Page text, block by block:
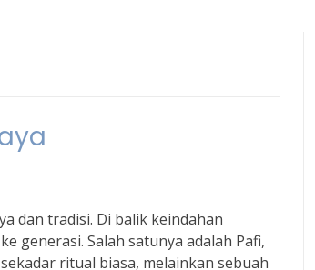
dan tradisi. Di balik keindahan
generasi. Salah satunya adalah Pafi,
ritual biasa, melainkan sebuah